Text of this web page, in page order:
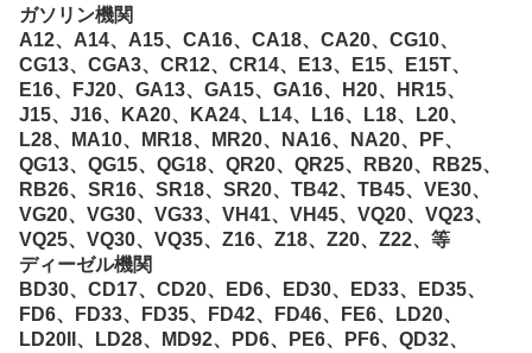
ガソリン機関
A12、A14、A15、CA16、CA18、CA20、CG10、
CG13、CGA3、CR12、CR14、E13、E15、E15T、
E16、FJ20、GA13、GA15、GA16、H20、HR15、
J15、J16、KA20、KA24、L14、L16、L18、L20、
L28、MA10、MR18、MR20、NA16、NA20、PF、
QG13、QG15、QG18、QR20、QR25、RB20、RB25、
RB26、SR16、SR18、SR20、TB42、TB45、VE30、
VG20、VG30、VG33、VH41、VH45、VQ20、VQ23、
VQ25、VQ30、VQ35、Z16、Z18、Z20、Z22、等
ディーゼル機関
BD30、CD17、CD20、ED6、ED30、ED33、ED35、
FD6、FD33、FD35、FD42、FD46、FE6、LD20、
LD20II、LD28、MD92、PD6、PE6、PF6、QD32、